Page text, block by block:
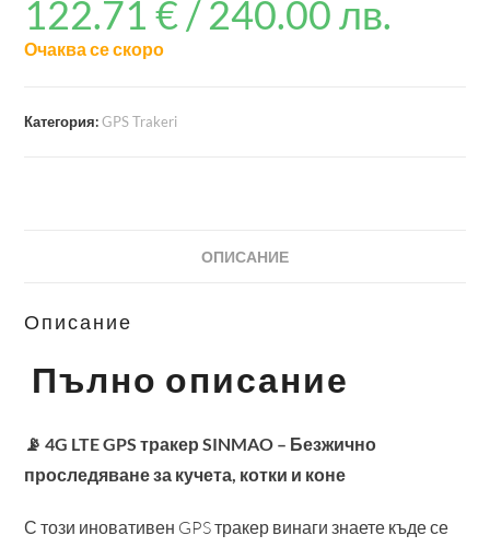
122.71€/ 240.00 лв.
Категория:GPS Trakeri
ОПИСАНИЕ
Описание
Пълно описание
📡 4G LTE GPS тракер SINMAO – Безжично
проследяване за кучета, котки и коне
С този иновативен GPS тракер винаги знаете къде се